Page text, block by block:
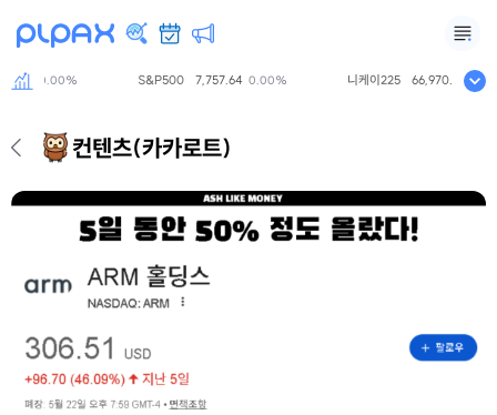
0.00% S&P500 7,757.64 0.00% 니케이225 66,970.22 +2.04%
컨텐츠(카카로트)